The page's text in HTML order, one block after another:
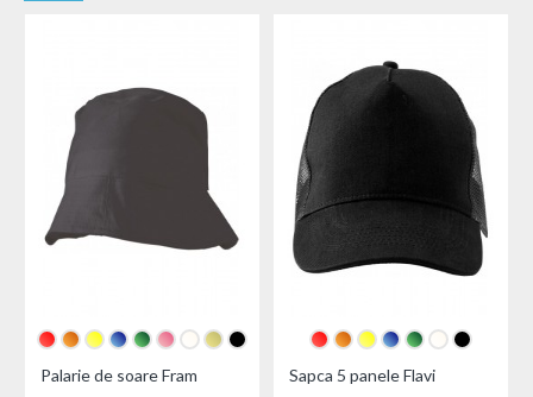
Palarie de soare Fram Sapca 5 panele Flavi